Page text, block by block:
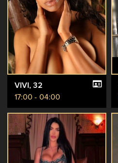
VIVI, 32
17:00 - 04:00